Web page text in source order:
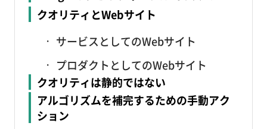
クオリティとWebサイト
サービスとしてのWebサイト
プロダクトとしてのWebサイト
クオリティは静的ではない
アルゴリズムを補完するための手動アク
ション